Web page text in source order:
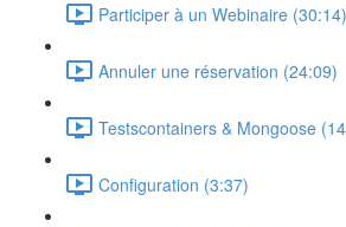
Participer à un Webinaire (30:14)
Annuler une réservation (24:09)
Testscontainers & Mongoose
Configuration (3:37)